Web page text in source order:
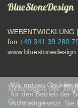
BlueStoneDesign
WEBENTWICKLUNG
fon +49 341 39 280
Benötigen Sie
Helpdesk
Wir nutzen Cookies
für den Betrieb der
nicht eingesetzt. Sie